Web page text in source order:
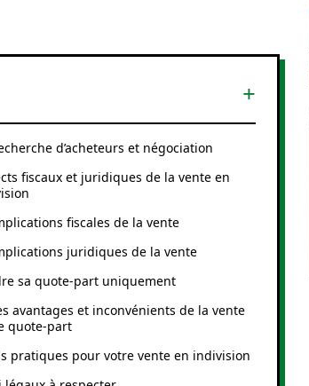
d’acheteurs et négociation
fiscaux et juridiques de la vente en
fiscales de la vente
juridiques de la vente
sa quote-part uniquement
avantages et inconvénients de la vente
quote-part
pratiques pour votre vente en indivision